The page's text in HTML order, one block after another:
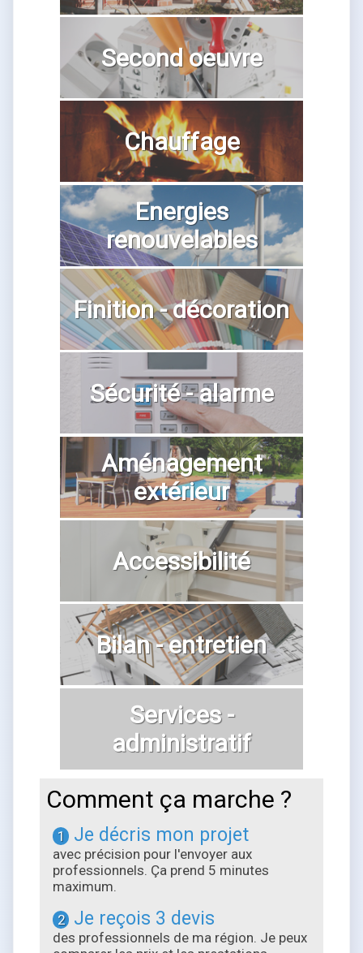
Second oeuvre
Chauffage
Energies
renouvelables
Finition - décoration
Sécurité - alarme
Aménagement
extérieur
Accessibilité
Bilan - entretien
Services -
administratif
Comment ça marche ?
1 Je décris mon projet
avec précision pour l'envoyer aux
professionnels. Ça prend 5 minutes
maximum.
2 Je reçois 3 devis
des professionnels de ma région. Je peux